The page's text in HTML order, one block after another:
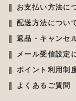
お支払い方法に
配送方法につい
返品・キャンセ
メール受信設定
ポイント利用制
よくあるご質問